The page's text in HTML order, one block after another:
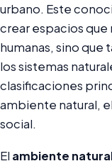
urbano. Este
crear espacios que
humanas, sino que
los sistemas
clasificaciones
ambiente natural,
social.
El ambiente